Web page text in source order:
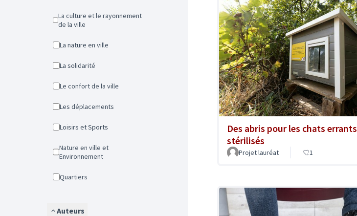
La culture et le rayonnement
de la ville
La nature en ville
La solidarité
Le confort de la ville
Les déplacements
Loisirs et Sports
Nature en ville et
Environnement
Quartiers
Auteurs
Des abris pour les chats errants
stérilisés
Projet lauréat 1